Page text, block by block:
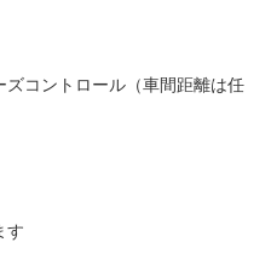
コントロール（車間距離は任
す